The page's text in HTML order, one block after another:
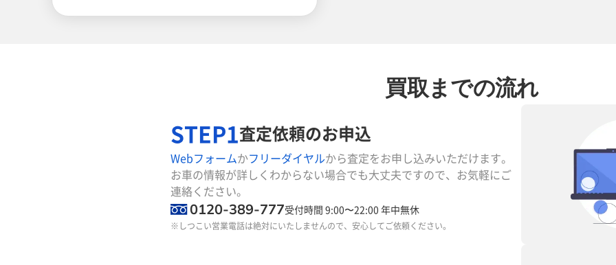
買取までの流れ
STEP1査定依頼のお申込
Webフォームかフリーダイヤルから査定をお申し込みいただけます。
お車の情報が詳しくわからない場合でも大丈夫ですので、お気軽にご
連絡ください。
0120-389-777受付時間 9:00〜22:00 年中無休
※しつこい営業電話は絶対にいたしませんので、安心してご依頼ください。